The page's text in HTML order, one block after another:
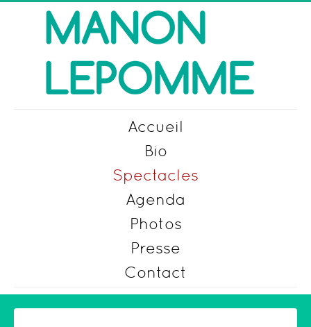
Accueil
Bio
Spectacles
Agenda
Photos
Presse
Contact